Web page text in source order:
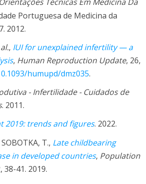
Orientações Técnicas Em Medicina Da
Portuguesa de Medicina da
2012.
, IUI for unexplained infertility — a
, Human Reproduction Update, 26,
humupd/dmz035.
- Infertilidade - Cuidados de
. 2011.
2019: trends and figures. 2022.
T., Late childbearing
in developed countries, Population
38-41. 2019.